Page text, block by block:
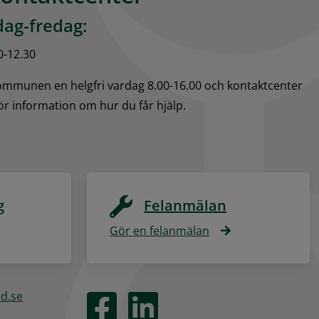
fredag:
12.30
en helgfri vardag 8.00-16.00 och kontaktcenter
information om hur du får hjälp.
Felanmälan
Gör en felanmälan